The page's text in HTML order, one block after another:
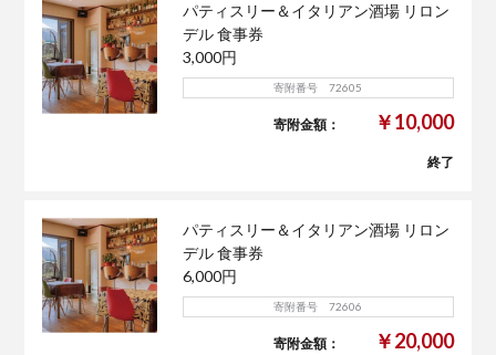
パティスリー＆イタリアン酒場 リロン
デル 食事券
3,000円
寄附番号 72605
寄附金額： ￥10,000
終了
パティスリー＆イタリアン酒場 リロン
デル 食事券
6,000円
寄附番号 72606
寄附金額： ￥20,000